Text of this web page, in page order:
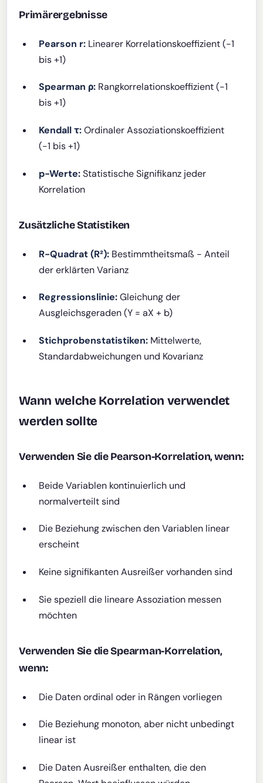
Primärergebnisse
Pearson r: Linearer Korrelationskoeffizient (-1
bis +1)
Spearman ρ: Rangkorrelationskoeffizient (-1
bis +1)
Kendall τ:Ordinaler Assoziationskoeffizient
(-1 bis +1)
p-Werte:Statistische Signifikanz jeder
Korrelation
Zusätzliche Statistiken
R-Quadrat (R²): Bestimmtheitsmaß - Anteil
der erklärten Varianz
Regressionslinie:Gleichung der
Ausgleichsgeraden (Y = aX + b)
Stichprobenstatistiken: Mittelwerte,
Standardabweichungen und Kovarianz
Wann welche Korrelation verwendet
werden sollte
Verwenden Sie die Pearson-Korrelation, wenn:
Beide Variablen kontinuierlich und
normalverteilt sind
Die Beziehung zwischen den Variablen linear
erscheint
Keine signifikanten Ausreißer vorhanden sind
Sie speziell die lineare Assoziation messen
möchten
Verwenden Sie die Spearman-Korrelation,
wenn:
Die Daten ordinal oder in Rängen vorliegen
Die Beziehung monoton, aber nicht unbedingt
linear ist
Die Daten Ausreißer enthalten, die den